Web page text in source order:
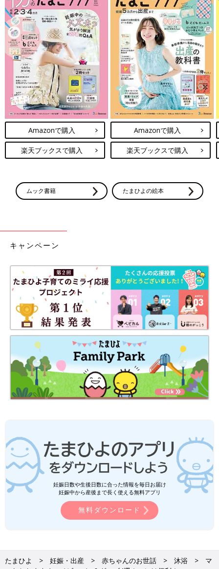
Amazonで購入
楽天ブックスで購入
Amazonで購入
楽天ブックスで購入
ムック書籍 たまひよの絵本
キャンペーン
妊娠日数や生後日数に合った情報を毎日お届け
妊娠中から産後まで長く使える無料アプリ
無料ダウンロード
たまひよ 妊娠・出産 赤ちゃんのお世話 沐浴
マ